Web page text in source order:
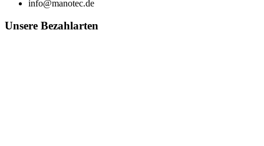
info@manotec.de
Unsere Bezahlarten